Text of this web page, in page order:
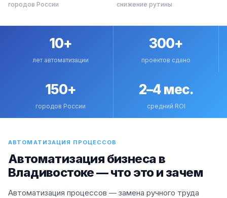
городов России снижение рутины
10+
лет автоматизации
300+
проектов сдано
150+
городов России
2–4 мес.
средний ROI
АВТОМАТИЗАЦИЯ ПРОЦЕССОВ
Автоматизация бизнеса в
Владивостоке — что это и зачем
Автоматизация процессов — замена ручного труда